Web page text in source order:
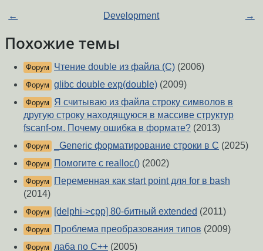
← Development →
Похожие темы
Форум Чтение double из файла (С) (2006)
Форум glibc double exp(double) (2009)
Форум
Я считываю из файла строку символов в
другую строку находящуюся в массиве структур
fscanf-ом. Почему ошибка в формате? (2013)
Форум _Generic форматирование строки в С (2025)
Форум Помогите с realloc() (2002)
Форум
Переменная как start point для for в bash
(2014)
Форум [delphi->cpp] 80-битный extended (2011)
Форум Проблема преобразования типов (2009)
Форум лаба по C++ (2005)